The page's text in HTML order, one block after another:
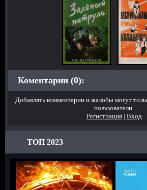
Коментарии (0):
Добавлять комментарии и жалобы могут
пользователи.
Регистрация| Вход
ТОП 2023